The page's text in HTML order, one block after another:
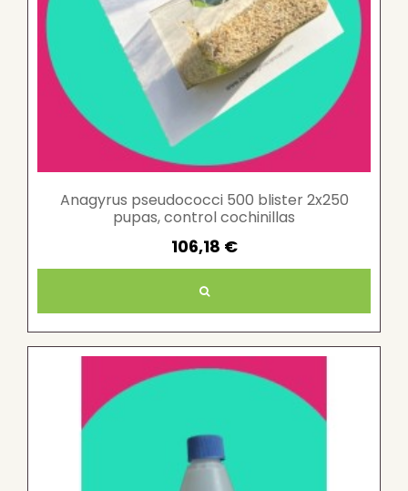
Anagyrus pseudococci 500 blister 2x250
pupas, control cochinillas
106,18 €